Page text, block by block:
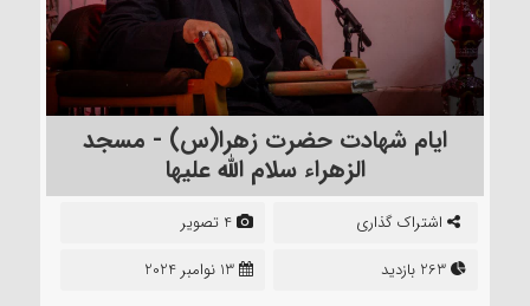
ایام شهادت حضرت زهرا(س) - مسجد
الزهراء سلام الله علیها
اشتراک گذاری
4 تصویر
13 نوامبر 2024